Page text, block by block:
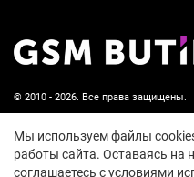
© 2010 - 2026. Все права защищены.
Пользовательское
конфиденциальности
Мы используем файлы
работы сайта. Оставаясь на
соглашаетесь с условиями